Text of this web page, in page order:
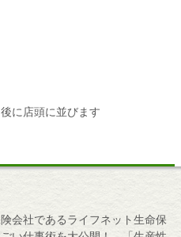
に店頭に並びます
会社であるライフネット生命保